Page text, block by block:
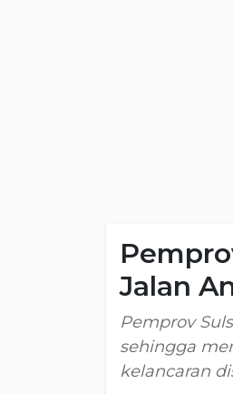
Jalan
Pemprov
sehingga
kelancaran